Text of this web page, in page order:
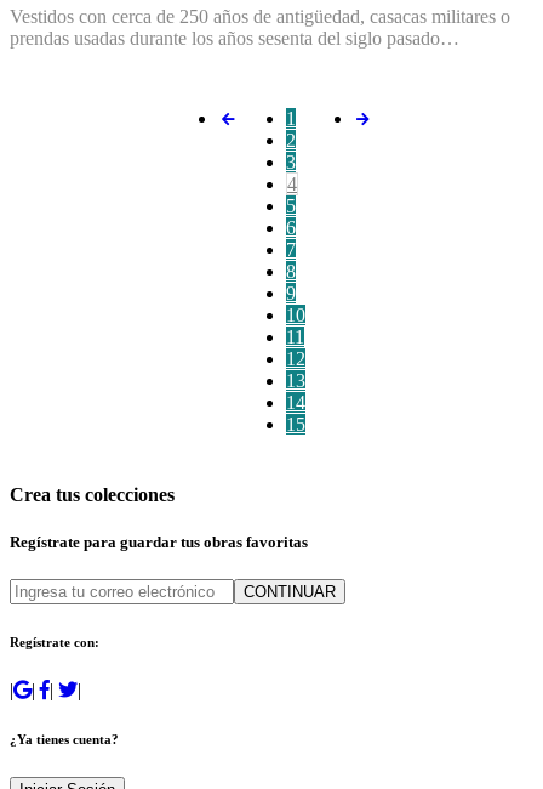
Vestidos con cerca de 250 años de antigüedad, casacas militares o
prendas usadas durante los años sesenta del siglo pasado…
1
2
3
4
5
6
7
8
9
10
11
12
13
14
15
Crea tus colecciones
Regístrate para guardar tus obras favoritas
CONTINUAR
Regístrate con:
| | | |
¿Ya tienes cuenta?